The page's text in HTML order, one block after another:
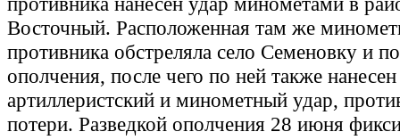
Восточный. Расположенная там же
противника обстреляла село Семеновку и
ополчения, после чего по ней также нанесен
артиллеристский и минометный удар,
потери. Разведкой ополчения 28 июня